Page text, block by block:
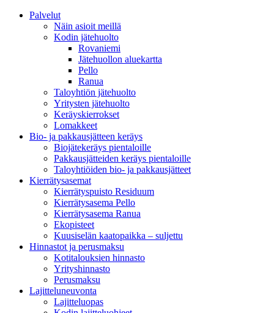
Palvelut
Näin asioit meillä
Kodin jätehuolto
Rovaniemi
Jätehuollon aluekartta
Pello
Ranua
Taloyhtiön jätehuolto
Yritysten jätehuolto
Keräyskierrokset
Lomakkeet
Bio- ja pakkausjätteen keräys
Biojätekeräys pientaloille
Pakkausjätteiden keräys pientaloille
Taloyhtiöiden bio- ja pakkausjätteet
Kierrätysasemat
Kierrätyspuisto Residuum
Kierrätysasema Pello
Kierrätysasema Ranua
Ekopisteet
Kuusiselän kaatopaikka – suljettu
Hinnastot ja perusmaksu
Kotitalouksien hinnasto
Yrityshinnasto
Perusmaksu
Lajitteluneuvonta
Lajitteluopas